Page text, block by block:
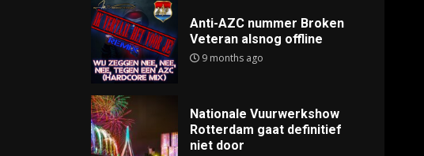
Anti-AZC nummer Broken
Veteran alsnog offline
9 months ago
Nationale Vuurwerkshow
Rotterdam gaat definitief
niet door